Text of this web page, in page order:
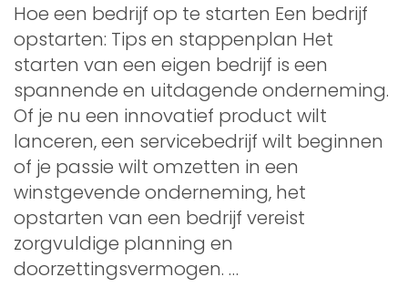
Hoe een bedrijf op te starten Een bedrijf
opstarten: Tips en stappenplan Het
starten van een eigen bedrijf is een
spannende en uitdagende onderneming.
Of je nu een innovatief product wilt
lanceren, een servicebedrijf wilt beginnen
of je passie wilt omzetten in een
winstgevende onderneming, het
opstarten van een bedrijf vereist
zorgvuldige planning en
doorzettingsvermogen. …